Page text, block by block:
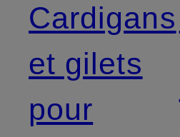
Cardigans
et gilets
pour